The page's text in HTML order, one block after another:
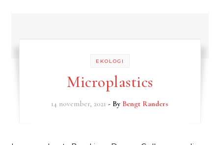
EKOLOGI
Microplastics
14 november, 2021 - By Bengt Randers